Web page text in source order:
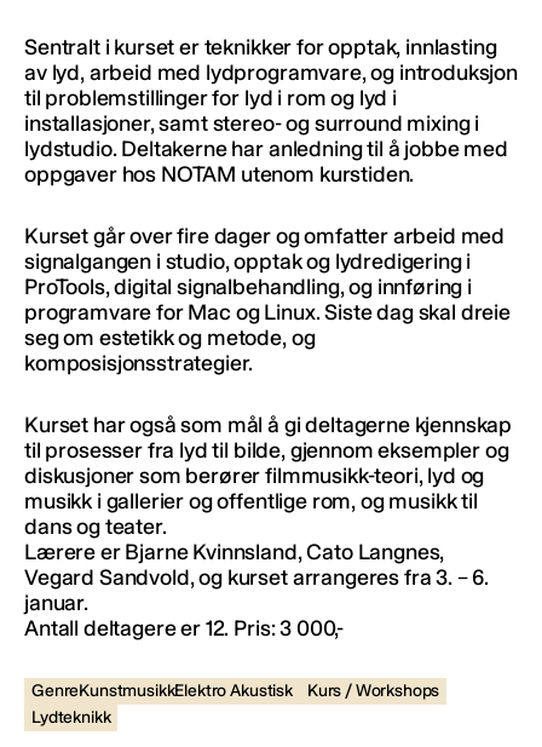
Sentralt i kurset er teknikker for opptak, innlasting
av lyd, arbeid med lydprogramvare, og introduksjon
til problemstillinger for lyd i rom og lyd i
installasjoner, samt stereo- og surround mixing i
lydstudio. Deltakerne har anledning til å jobbe med
oppgaver hos NOTAM utenom kurstiden.
Kurset går over fire dager og omfatter arbeid med
signalgangen i studio, opptak og lydredigering i
ProTools, digital signalbehandling, og innføring i
programvare for Mac og Linux. Siste dag skal dreie
seg om estetikk og metode, og
komposisjonsstrategier.
Kurset har også som mål å gi deltagerne kjennskap
til prosesser fra lyd til bilde, gjennom eksempler og
diskusjoner som berører filmmusikk-teori, lyd og
musikk i gallerier og offentlige rom, og musikk til
dans og teater.
Lærere er Bjarne Kvinnsland, Cato Langnes,
Vegard Sandvold, og kurset arrangeres fra 3. – 6.
januar.
Antall deltagere er 12. Pris: 3 000,-
GenreKunstmusikkElektro Akustisk
Kurs / Workshops
Lydteknikk